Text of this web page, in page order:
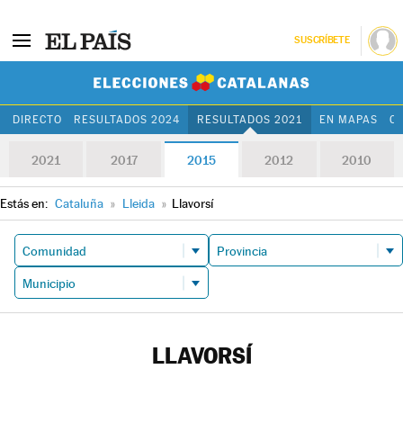
SUSCRÍBETE
DIRECTO RESULTADOS 2024 RESULTADOS 2021 EN MAPAS
2021 2017 2015 2012 2010
Estás en: Cataluña » Lleida » Llavorsí
LLAVORSÍ